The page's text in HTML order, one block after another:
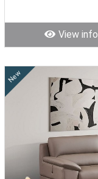
View info
New